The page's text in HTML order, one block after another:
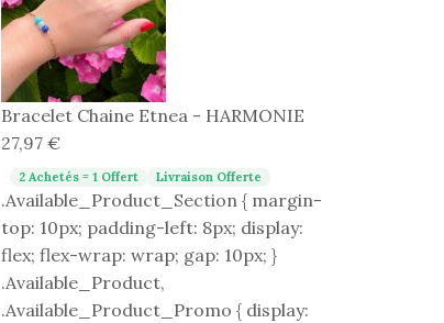
-
HARMONIE
Bracelet Chaine Etnea - HARMONIE
27,97€
2 Achetés = 1 Offert Livraison Offerte
.Available_Product_Section { margin-
top: 10px; padding-left: 8px; display:
flex; flex-wrap: wrap; gap: 10px; }
.Available_Product,
.Available_Product_Promo { display: